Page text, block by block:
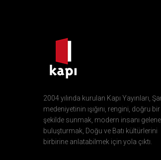
2004 yılında kurulan Kapı Yayınları,
medeniyetinin ışığını, rengini, doğru bir
şekilde sunmak, modern insanı
buluşturmak, Doğu ve Batı kültürlerini
birbirine anlatabilmek için yola çıktı.